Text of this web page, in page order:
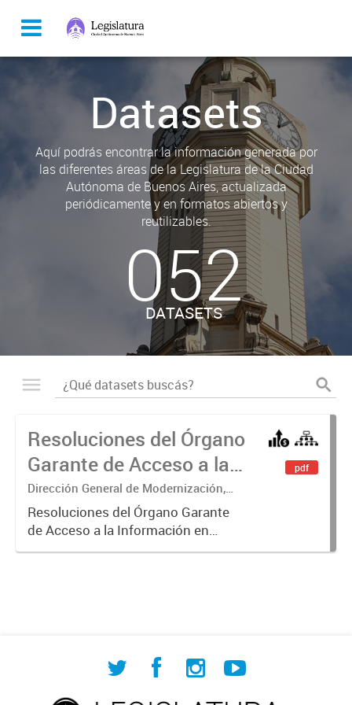
Datasets
Aquí podrás encontrar la información generada por
las diferentes áreas de la Legislatura de la Ciudad
Autónoma de Buenos Aires, actualizada
periódicamente y en formatos abiertos y
reutilizables.
052
DATASETS
Resoluciones del Órgano
Garante de Acceso a la
Información
Dirección General de Modernización,
Sustentabilidad y Fortalecimiento
Institucional
Resoluciones del Órgano Garante
de Acceso a la Información en
ejercicio de las facultades
pdf